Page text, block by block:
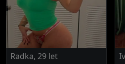
Radka, 29 let